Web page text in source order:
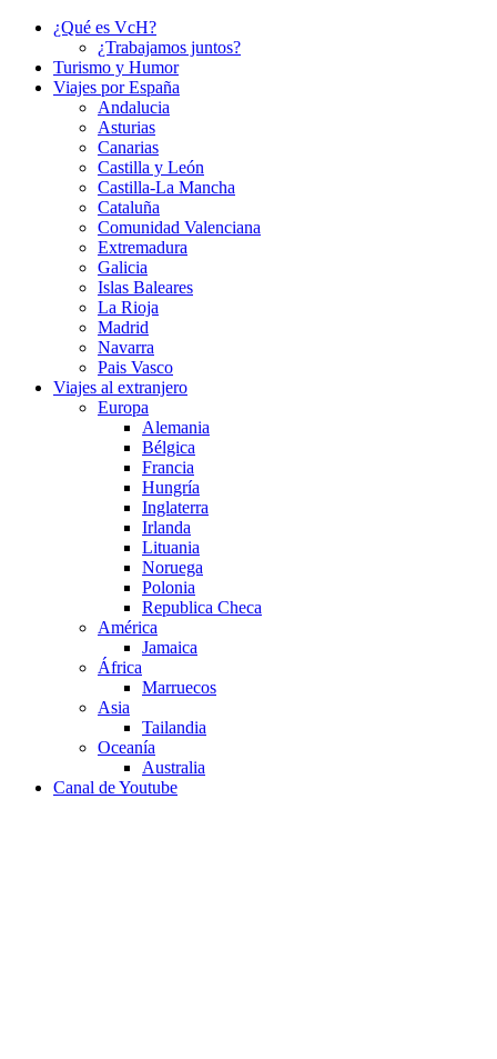
¿Qué es VcH?
¿Trabajamos juntos?
Turismo y Humor
Viajes por España
Andalucia
Asturias
Canarias
Castilla y León
Castilla-La Mancha
Cataluña
Comunidad Valenciana
Extremadura
Galicia
Islas Baleares
La Rioja
Madrid
Navarra
Pais Vasco
Viajes al extranjero
Europa
Alemania
Bélgica
Francia
Hungría
Inglaterra
Irlanda
Lituania
Noruega
Polonia
Republica Checa
América
Jamaica
África
Marruecos
Asia
Tailandia
Oceanía
Australia
Canal de Youtube